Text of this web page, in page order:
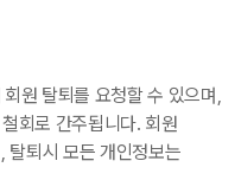
원 탈퇴를 요청할 수 있으며,
회로 간주됩니다. 회원
탈퇴시 모든 개인정보는